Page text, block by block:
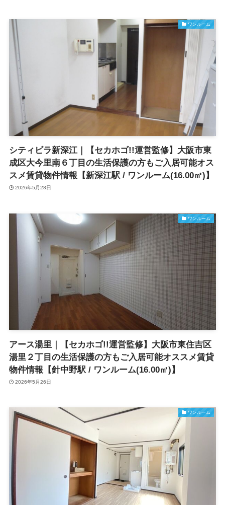
ワンルーム
シティビラ新深江｜【セカホゴ!!運営監修】大阪市東
成区大今里南６丁目の生活保護の方もご入居可能オス
スメ賃貸物件情報【新深江駅 / ワンルーム(16.00㎡)】
2026年5月28日
ワンルーム
アース湯里｜【セカホゴ!!運営監修】大阪市東住吉区
湯里２丁目の生活保護の方もご入居可能オススメ賃貸
物件情報【針中野駅 / ワンルーム(16.00㎡)】
2026年5月26日
ワンルーム